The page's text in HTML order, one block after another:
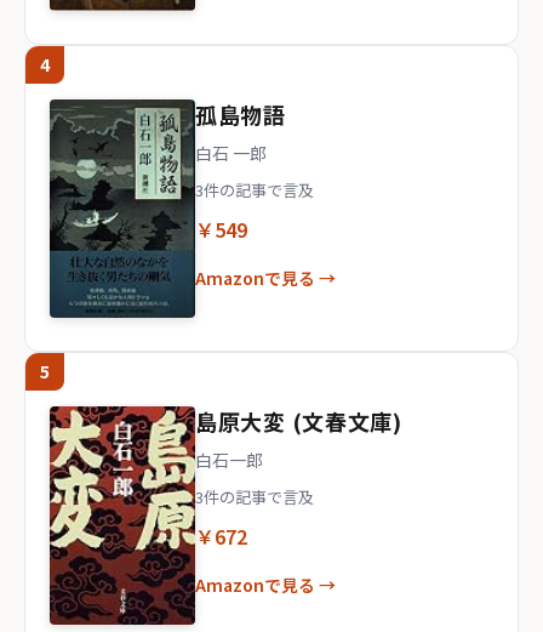
4
孤島物語
白石 一郎
3件の記事で言及
￥549
Amazonで見る →
5
島原大変 (文春文庫)
白石一郎
3件の記事で言及
￥672
Amazonで見る →